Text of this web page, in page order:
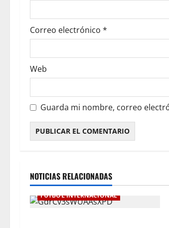
Correo electrónico *
Web
Guarda mi nombre, correo
NOTICIAS RELACIONADAS
FÚTBOL INTERNACIONAL